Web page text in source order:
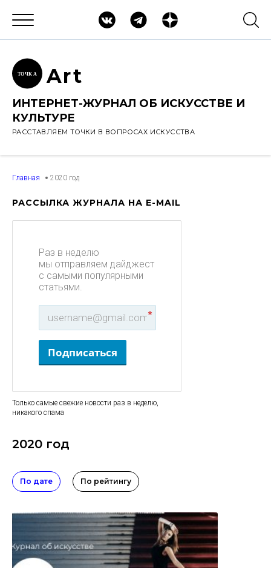
ТОЧК А Art
ИНТЕРНЕТ-ЖУРНАЛ ОБ ИСКУССТВЕ И
КУЛЬТУРЕ
РАССТАВЛЯЕМ ТОЧКИ В ВОПРОСАХ ИСКУССТВА
Главная 2020 год
РАССЫЛКА ЖУРНАЛА НА E-MAIL
Раз в неделю
мы отправляем дайджест
с самыми популярными
статьями.
*
Подписаться
Только самые свежие новости раз в неделю,
никакого спама
2020 год
По дате По рейтингу